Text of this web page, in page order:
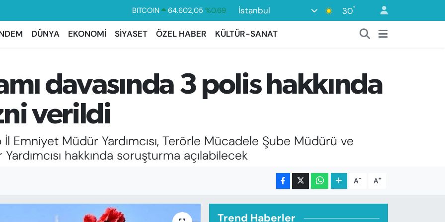
DOLAR
47,5986 %0.06
EURO
55,0700
%0.1
BİST100
13.768 %48
İstanbul 30°
DÜNYA EKONOMİ SİYASET ÖZEL HABER KÜLTÜR-SANAT
davasında 3 polis hakkında
verildi
Emniyet Müdür Yardımcısı, Terörle Mücadele Şube Müdürü ve
hakkında soruşturma açılabilecek
A- A+
Trend Haberler